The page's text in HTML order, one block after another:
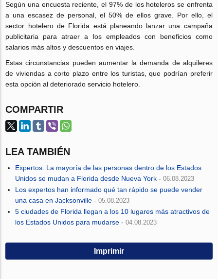
Según una encuesta reciente, el 97% de los hoteleros se enfrenta
a una escasez de personal, el 50% de ellos grave. Por ello, el
sector hotelero de Florida está planeando lanzar una campaña
publicitaria para atraer a los empleados con beneficios como
salarios más altos y descuentos en viajes.
Estas circunstancias pueden aumentar la demanda de alquileres
de viviendas a corto plazo entre los turistas, que podrían preferir
esta opción al deteriorado servicio hotelero.
COMPARTIR
LEA TAMBIÉN
Expertos: La mayoría de las personas dentro de los Estados
Unidos se mudan a Florida desde Nueva York -06.08.2023
Los expertos han informado qué tan rápido se puede vender
una casa en Jacksonville -05.08.2023
5 ciudades de Florida llegan a los 10 lugares más atractivos de
los Estados Unidos para mudarse -04.08.2023
Imprimir